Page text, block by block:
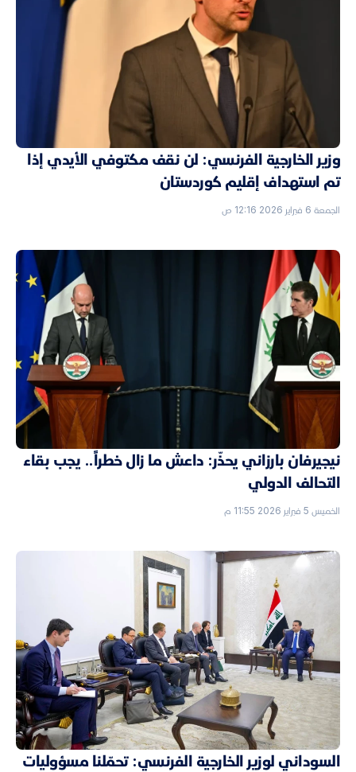
وزير الخارجية الفرنسي: لن نقف مكتوفي الأيدي إذا
تم استهداف إقليم كوردستان
الجمعة 6 فبراير 2026 12:16 ص
نيجيرفان بارزاني يحذّر: داعش ما زال خطراً.. يجب بقاء
التحالف الدولي
الخميس 5 فبراير 2026 11:55 م
السوداني لوزير الخارجية الفرنسي: تحمّلنا مسؤوليات